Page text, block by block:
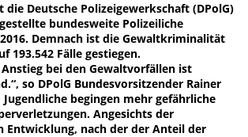
die Deutsche Polizeigewerkschaft (DPolG)
bundesweite Polizeiliche
Demnach ist die Gewaltkriminalität
193.542 Fälle gestiegen.
bei den Gewaltvorfällen ist
so DPolG Bundesvorsitzender Rainer
begingen mehr gefährliche
Angesichts der
Entwicklung, nach der der Anteil der